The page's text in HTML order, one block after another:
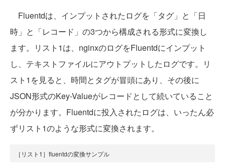
Fluentdは、インプットされたログを「タグ」と「日
時」と「レコード」の3つから構成される形式に変換し
ます。リスト1は、nginxのログをFluentdにインプット
し、テキストファイルにアウトプットしたログです。リ
スト1を見ると、時間とタグが冒頭にあり、その後に
JSON形式のKey-Valueがレコードとして続いていること
が分かります。Fluentdに投入されたログは、いったん必
ずリスト1のような形式に変換されます。
［リスト1］fluentdの変換サンプル